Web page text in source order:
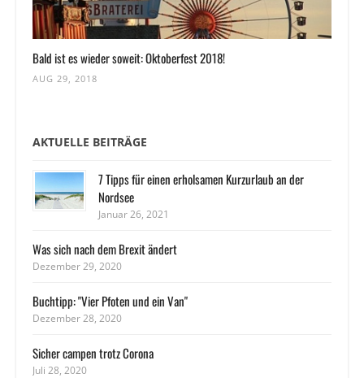
Bald ist es wieder soweit: Oktoberfest 2018!
AUG 29, 2018
AKTUELLE BEITRÄGE
7 Tipps für einen erholsamen Kurzurlaub an der
Nordsee
Januar 26, 2021
Was sich nach dem Brexit ändert
Dezember 29, 2020
Buchtipp: "Vier Pfoten und ein Van"
Dezember 28, 2020
Sicher campen trotz Corona
Juli 28, 2020